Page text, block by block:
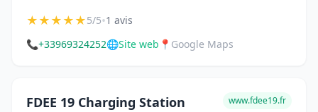
★★★★★5/5•1 avis
📞+33969324252🌐Site web 📍 Google Maps
FDEE 19 Charging Station www.fdee19.fr